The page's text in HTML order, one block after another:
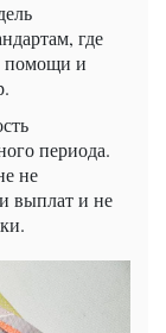
где
помощи и
периода.
не
выплат и не